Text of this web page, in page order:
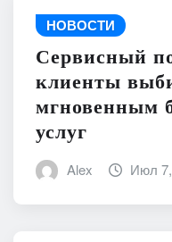
НОВОСТИ
Сервисный
клиенты
мгновенным
услуг
Alex Июл